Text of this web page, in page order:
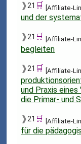
❱21 🛒 [Affiliate-
und der
❱21 🛒 [Affiliate-
begleiten
❱21 🛒 [Affiliate-
und Praxis
die Primar- und
❱21 🛒 [Affiliate-
für die